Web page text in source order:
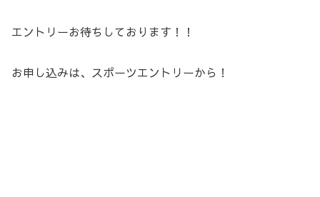
エントリーお待ちしております！！
お申し込みは、スポーツエントリーから！